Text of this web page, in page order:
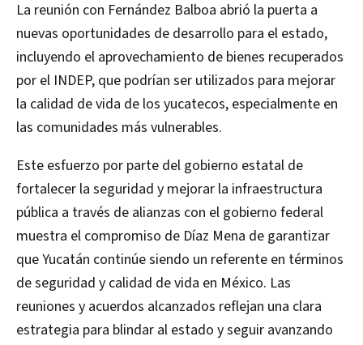
La reunión con Fernández Balboa abrió la puerta a
nuevas oportunidades de desarrollo para el estado,
incluyendo el aprovechamiento de bienes recuperados
por el INDEP, que podrían ser utilizados para mejorar
la calidad de vida de los yucatecos, especialmente en
las comunidades más vulnerables.
Este esfuerzo por parte del gobierno estatal de
fortalecer la seguridad y mejorar la infraestructura
pública a través de alianzas con el gobierno federal
muestra el compromiso de Díaz Mena de garantizar
que Yucatán continúe siendo un referente en términos
de seguridad y calidad de vida en México. Las
reuniones y acuerdos alcanzados reflejan una clara
estrategia para blindar al estado y seguir avanzando